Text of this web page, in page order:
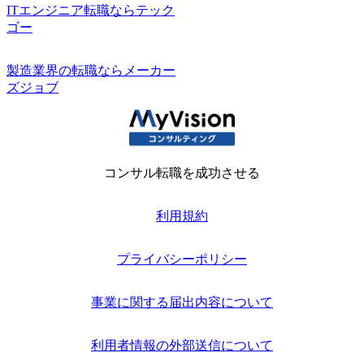
ITエンジニア転職ならテック
ゴー
製造業界の転職ならメーカー
ズジョブ
コンサル転職を成功させる
利用規約
プライバシーポリシー
事業に関する届出内容について
利用者情報の外部送信について